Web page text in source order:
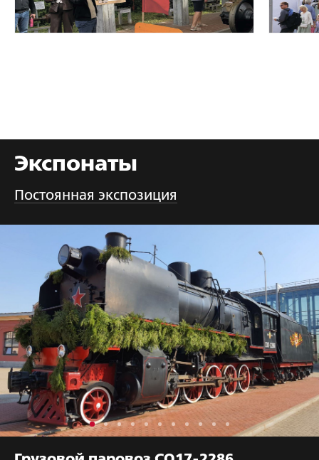
Экспонаты
Постоянная экспозиция